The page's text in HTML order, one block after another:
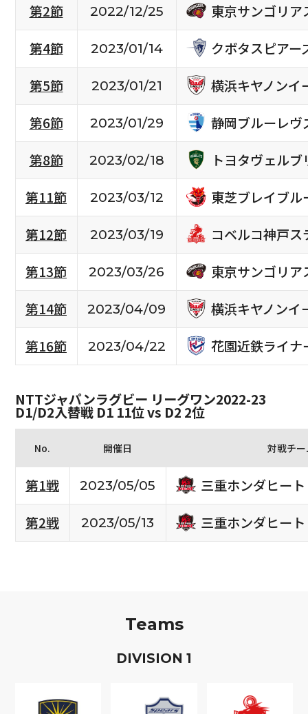
第2節
2022/12/25
東京サンゴリア
第4節
2023/01/14
クボタスピアー
第5節
2023/01/21
横浜キヤノンイ
第6節
2023/01/29
静岡ブルーレヴ
第8節
2023/02/18
トヨタヴェルブ
第11節
2023/03/12
東芝ブレイブル
第12節
2023/03/19
コベルコ神戸ス
第13節
2023/03/26
東京サンゴリア
第14節
2023/04/09
横浜キヤノンイ
第16節
2023/04/22 花園近鉄ライナ
NTTジャパンラグビー リーグワン2022-23
D1/D2入替戦 D1 11位 vs D2 2位
No. 開催日 対戦チ
第1戦 2023/05/05
三重ホンダヒート
第2戦
2023/05/13 三重ホンダヒート
Teams
DIVISION 1